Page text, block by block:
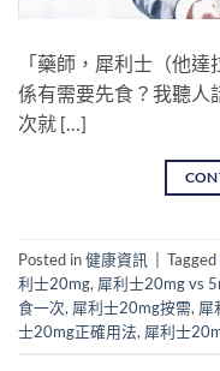
「藥師，犀利士（他
係有需要先食？我聽人
次就 […]
Posted in健康資訊 Tagged
利士20mg, 犀利士20mg vs
食一次, 犀利士20mg按需, 犀
士20mg正確用法, 犀利士